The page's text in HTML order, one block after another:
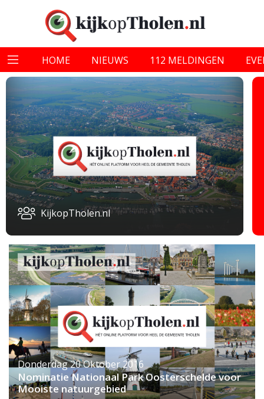
HOME NIEUWS 112 MELDINGEN
KijkopTholen.nl
Donderdag 20 Oktober 2016
Nominatie Nationaal Park Oosterschelde voor
Mooiste natuurgebied